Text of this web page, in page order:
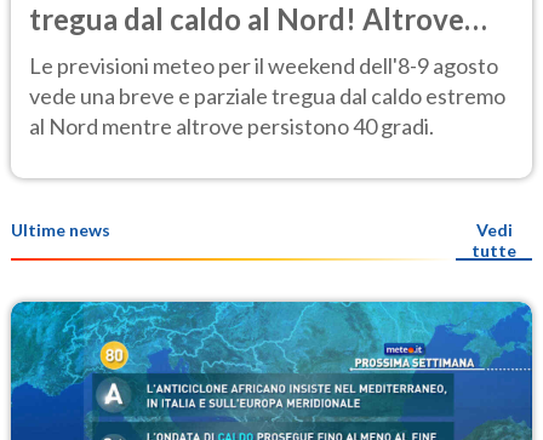
tregua dal caldo al Nord! Altrove
calura e afa
Le previsioni meteo per il weekend dell'8-9 agosto
vede una breve e parziale tregua dal caldo estremo
al Nord mentre altrove persistono 40 gradi.
Ultime news
Vedi
tutte